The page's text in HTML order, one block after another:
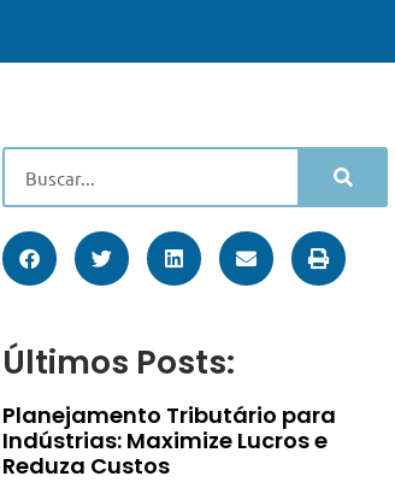
Últimos Posts:
Planejamento Tributário para
Indústrias: Maximize Lucros e
Reduza Custos